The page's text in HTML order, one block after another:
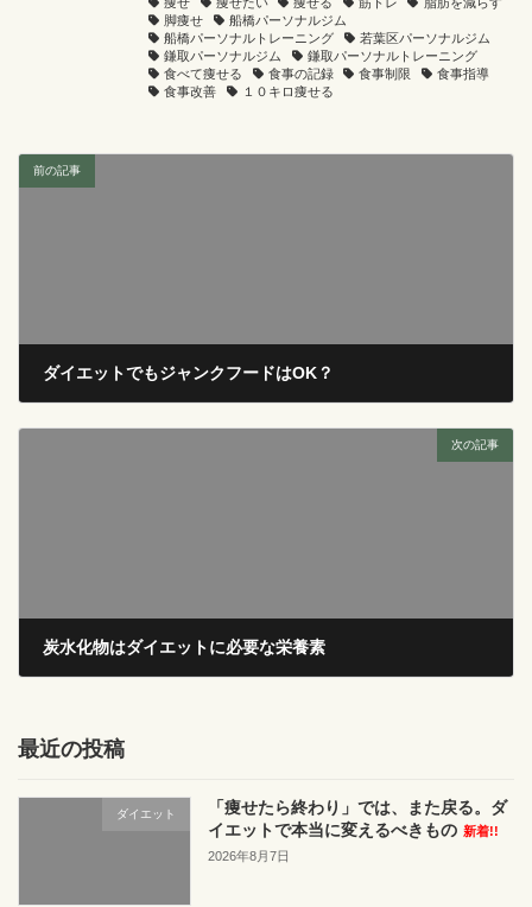
脚痩せ
船橋パーソナルジム
船橋パーソナルトレーニング
若葉区パーソナルジム
鎌取パーソナルジム
鎌取パーソナルトレーニング
食べて痩せる
食事の記録 食事制限
食事指導
食事改善
１０キロ痩せる
前の記事
ダイエットでもジャンクフードはOK？
次の記事
炭水化物はダイエットに必要な栄養素
最近の投稿
ダイエット
「痩せたら終わり」では、また戻る。ダ
イエットで本当に変えるべきもの 新着!!
2026年8月7日